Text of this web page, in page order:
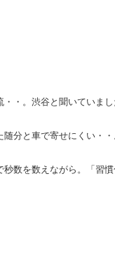
・。渋谷と聞いていま
随分と車で寄せにくい・
数を数えながら。「習